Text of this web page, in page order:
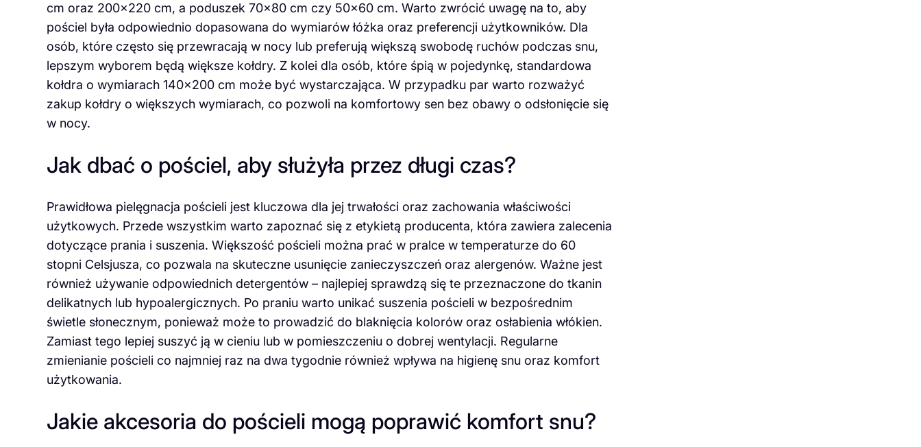
cm oraz 200×220 cm, a poduszek 70×80 cm czy 50×60 cm. Warto zwrócić uwagę na to, aby
pościel była odpowiednio dopasowana do wymiarów łóżka oraz preferencji użytkowników. Dla
osób, które często się przewracają w nocy lub preferują większą swobodę ruchów podczas snu,
lepszym wyborem będą większe kołdry. Z kolei dla osób, które śpią w pojedynkę, standardowa
kołdra o wymiarach 140×200 cm może być wystarczająca. W przypadku par warto rozważyć
zakup kołdry o większych wymiarach, co pozwoli na komfortowy sen bez obawy o odsłonięcie się
w nocy.
Jak dbać o pościel, aby służyła przez długi czas?
Prawidłowa pielęgnacja pościeli jest kluczowa dla jej trwałości oraz zachowania właściwości
użytkowych. Przede wszystkim warto zapoznać się z etykietą producenta, która zawiera zalecenia
dotyczące prania i suszenia. Większość pościeli można prać w pralce w temperaturze do 60
stopni Celsjusza, co pozwala na skuteczne usunięcie zanieczyszczeń oraz alergenów. Ważne jest
również używanie odpowiednich detergentów – najlepiej sprawdzą się te przeznaczone do tkanin
delikatnych lub hypoalergicznych. Po praniu warto unikać suszenia pościeli w bezpośrednim
świetle słonecznym, ponieważ może to prowadzić do blaknięcia kolorów oraz osłabienia włókien.
Zamiast tego lepiej suszyć ją w cieniu lub w pomieszczeniu o dobrej wentylacji. Regularne
zmienianie pościeli co najmniej raz na dwa tygodnie również wpływa na higienę snu oraz komfort
użytkowania.
Jakie akcesoria do pościeli mogą poprawić komfort snu?